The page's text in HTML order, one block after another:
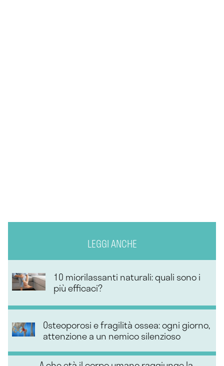
LEGGI ANCHE
10 miorilassanti naturali: quali sono i
più efficaci?
Osteoporosi e fragilità ossea: ogni giorno,
attenzione a un nemico silenzioso